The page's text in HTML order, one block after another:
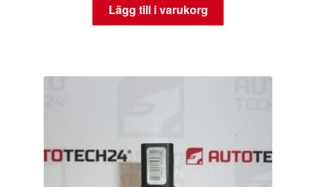
Lägg till i varukorg